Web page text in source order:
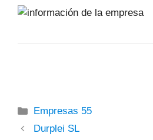
Categorías
Empresas 55
Durplei SL